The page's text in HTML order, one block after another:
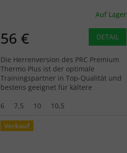
Auf Lager
56 € DETAIL
Die Herrenversion des PRC Premium
Thermo Plus ist der optimale
Trainingspartner in Top-Qualität und
bestens geeignet für kältere
6
7,5 10 10,5
Verkauf